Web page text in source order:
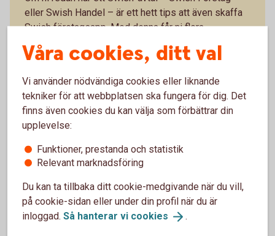
eller Swish Handel – är ett hett tips att även skaffa
Swish företagsapp. Med denna får ni flera
möjligheter som förenklar ert företagande:
Se inkommande betalningar i realtid och minska
risken för bedrägerier.
Administrera användare och fördela arbetspass.
Hantera återbetalningar direkt i Swish
företagsappen
Om ni har avtal om Swish Företag kan ni även ta
betalt med QR-kod, samt tagga och kategorisera era
Skaffa Swish företagsapp och läs mer om
appen
Våra cookies, ditt val
Vi använder nödvändiga cookies eller liknande
tekniker för att webbplatsen ska fungera för dig. Det
finns även cookies du kan välja som förbättrar din
upplevelse:
Funktioner, prestanda och statistik
Relevant marknadsföring
Du kan ta tillbaka ditt cookie-medgivande när du vill,
på cookie-sidan eller under din profil när du är
inloggad. Så hanterar vi cookies .